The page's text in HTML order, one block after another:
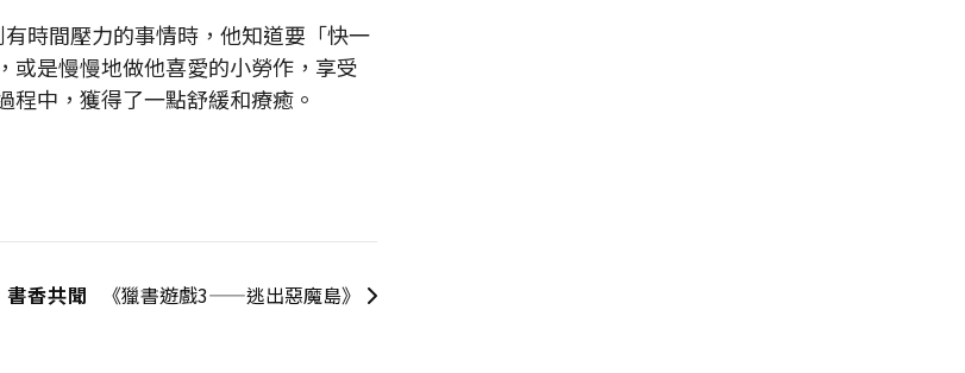
時間壓力的事情時，他知道要「快一
或是慢慢地做他喜愛的小勞作，享受
程中，獲得了一點舒緩和療癒。
書香共聞 《獵書遊戲3——逃出惡魔島》